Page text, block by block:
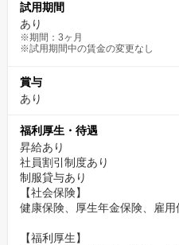
試用期間
あり
※期間：3ヶ月
※試用期間中の賃金の変更なし
賞与
あり
福利厚生・待遇
昇給あり
社員割引制度あり
制服貸与あり
【社会保険】
健康保険、厚生年金保険、雇
【福利厚生】